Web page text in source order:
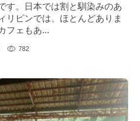
す。日本では割と馴染みのあ
リピンでは、ほとんどありま
フェもあ...
782